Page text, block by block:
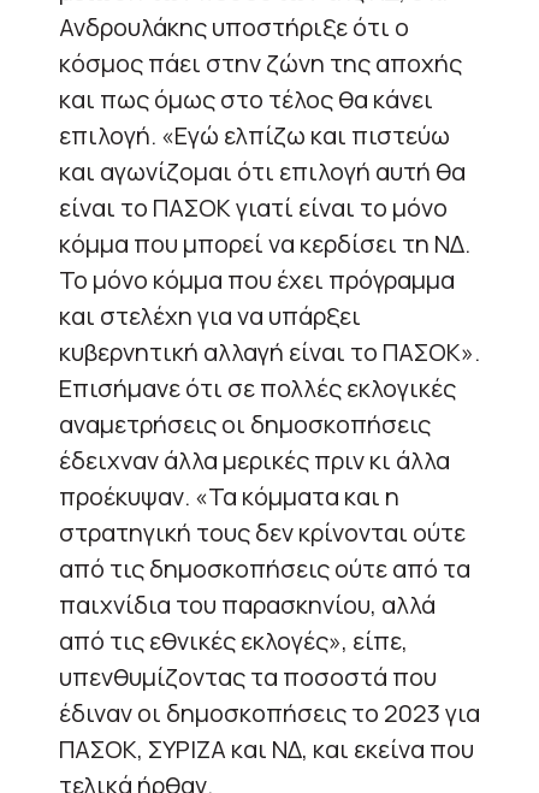
Ανδρουλάκης υποστήριξε ότι ο
κόσμος πάει στην ζώνη της αποχής
και πως όμως στο τέλος θα κάνει
επιλογή. «Εγώ ελπίζω και πιστεύω
και αγωνίζομαι ότι επιλογή αυτή θα
είναι το ΠΑΣΟΚ γιατί είναι το μόνο
κόμμα που μπορεί να κερδίσει τη ΝΔ.
Το μόνο κόμμα που έχει πρόγραμμα
και στελέχη για να υπάρξει
κυβερνητική αλλαγή είναι το ΠΑΣΟΚ».
Επισήμανε ότι σε πολλές εκλογικές
αναμετρήσεις οι δημοσκοπήσεις
έδειχναν άλλα μερικές πριν κι άλλα
προέκυψαν. «Τα κόμματα και η
στρατηγική τους δεν κρίνονται ούτε
από τις δημοσκοπήσεις ούτε από τα
παιχνίδια του παρασκηνίου, αλλά
από τις εθνικές εκλογές», είπε,
υπενθυμίζοντας τα ποσοστά που
έδιναν οι δημοσκοπήσεις το 2023 για
ΠΑΣΟΚ, ΣΥΡΙΖΑ και ΝΔ, και εκείνα που
τελικά ήρθαν.